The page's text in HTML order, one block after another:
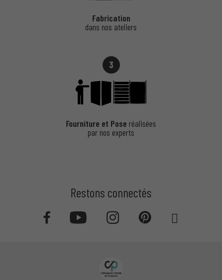
Fabrication
dans nos ateliers
3
Fourniture et Pose réalisées
par nos experts
Restons connectés